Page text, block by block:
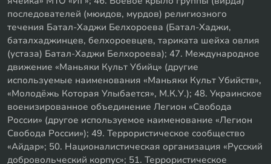
последователей (мюидов, мурдов) религиозного
течения Батал-Хаджи Белхороева (Батал-Хаджи,
баталхаджинцев, белхороевцев, тариката шейха овлия
(устаза) Батал-Хаджи Белхороева); 47. Международное
движение «Маньяки Культ Убийц» (другие
используемые наименования «Маньяки Культ Убийств»,
«Молодёжь Которая Улыбается», М.К.У.); 48. Украинское
военизированное объединение Легион «Свобода
России» (другое используемое наименование «Легион
Свобода России»); 49. Террористическое сообщество
«Айдар»; 50. Националистическая организация «Русский
добровольческий корпус»; 51. Террористическое